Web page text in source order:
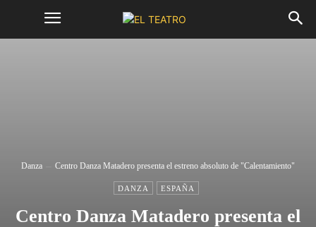
Danza Centro Danza Matadero presenta el estreno absoluto de "Calentamiento"
DANZA ESPAÑA
Centro Danza Matadero presenta el